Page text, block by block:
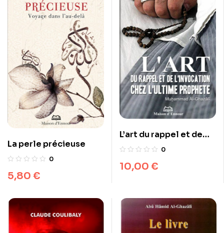
La perle précieuse
0
5,80 €
L’art du rappel et de
l’invocation chez
0
10,00 €